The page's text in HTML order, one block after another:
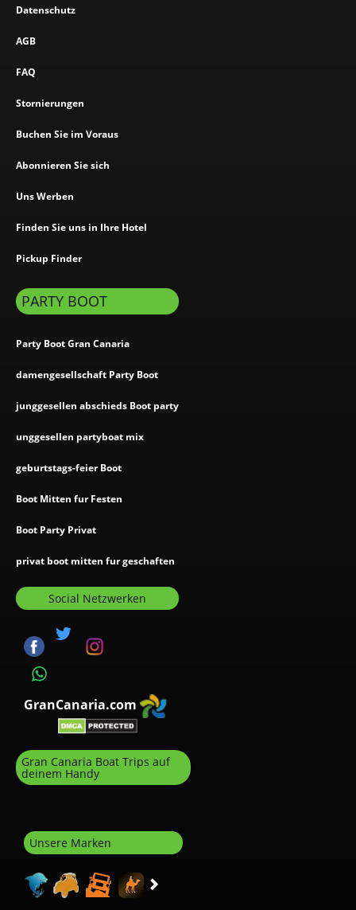
Datenschutz
AGB
FAQ
Stornierungen
Buchen Sie im Voraus
Abonnieren Sie sich
Uns Werben
Finden Sie uns in Ihre Hotel
Pickup Finder
PARTY BOOT
Party Boot Gran Canaria
damengesellschaft Party Boot
junggesellen abschieds Boot party
unggesellen partyboat mix
geburtstags-feier Boot
Boot Mitten fur Festen
Boot Party Privat
privat boot mitten fur geschaften
Social Netzwerken
GranCanaria.com
Gran Canaria Boat Trips auf
deinem Handy
Unsere Marken